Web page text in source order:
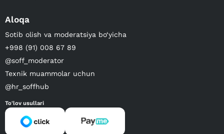
Aloqa
Sotib olish va moderatsiya bo‘yicha
+998 (91) 008 67 89
@soff_moderator
Texnik muammolar uchun
@hr_soffhub
To'lov usullari